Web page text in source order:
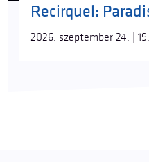
Recirquel:
2026. szeptember 24. |